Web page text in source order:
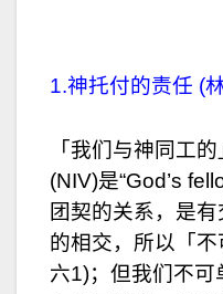
1.神托付的责任 (
「我们与神同工
(NIV)是“God’s
团契的关系，是
的相交，所以「
六1)；但我们不可